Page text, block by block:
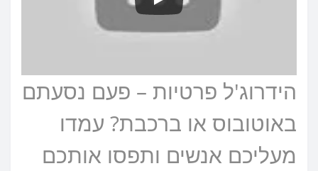
הידרוג'ל פרטיות – פעם נסעתם
באוטובוס או ברכבת? עמדו
מעליכם אנשים ותפסו אותכם